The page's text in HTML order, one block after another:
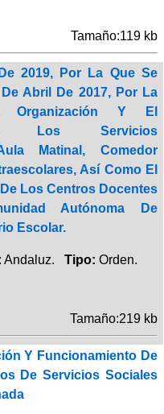
Tamaño:119 kb
2019, Por La Que Se
Abril De 2017, Por La
Y El
Los Servicios
Matinal, Comedor
Así Como El
Los Centros Docentes
Autónoma De
Escolar.
: Andaluz. Tipo: Orden.
Tamaño:219 kb
Y Funcionamiento De
De Servicios Sociales